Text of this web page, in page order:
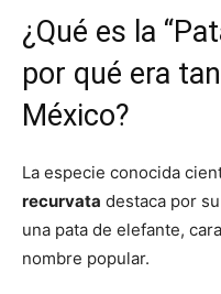
¿Qué es la
por qué era
México?
La especie conocida
recurvata destaca por
una pata de elefante,
nombre popular.